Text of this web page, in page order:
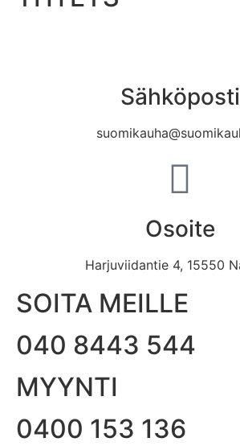
Sähköposti
Osoite
Harjuviidantie 4, 15550
SOITA MEILLE
040 8443 544
MYYNTI
0400 153 136